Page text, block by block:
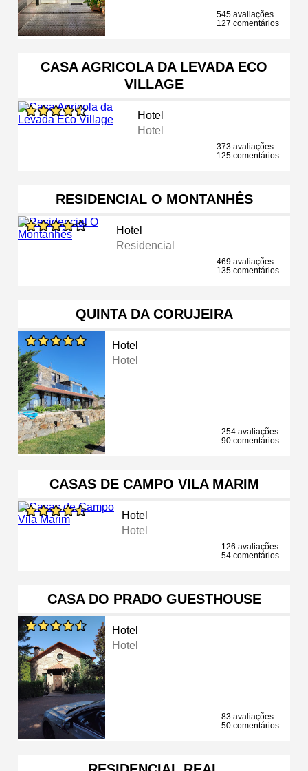
545 avaliações
127 comentários
CASA AGRICOLA DA LEVADA ECO
VILLAGE
Hotel
Hotel
373 avaliações
125 comentários
RESIDENCIAL O MONTANHÊS
Hotel
Residencial
469 avaliações
135 comentários
QUINTA DA CORUJEIRA
Hotel
Hotel
254 avaliações
90 comentários
CASAS DE CAMPO VILA MARIM
Hotel
Hotel
126 avaliações
54 comentários
CASA DO PRADO GUESTHOUSE
Hotel
Hotel
83 avaliações
50 comentários